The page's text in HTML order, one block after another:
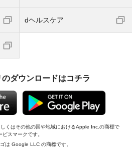
dヘルスケア
ダウンロードはコチラ
くはその他の国や地域におけるApple Inc.の商標で
スマークです。
は Google LLC の商標です。